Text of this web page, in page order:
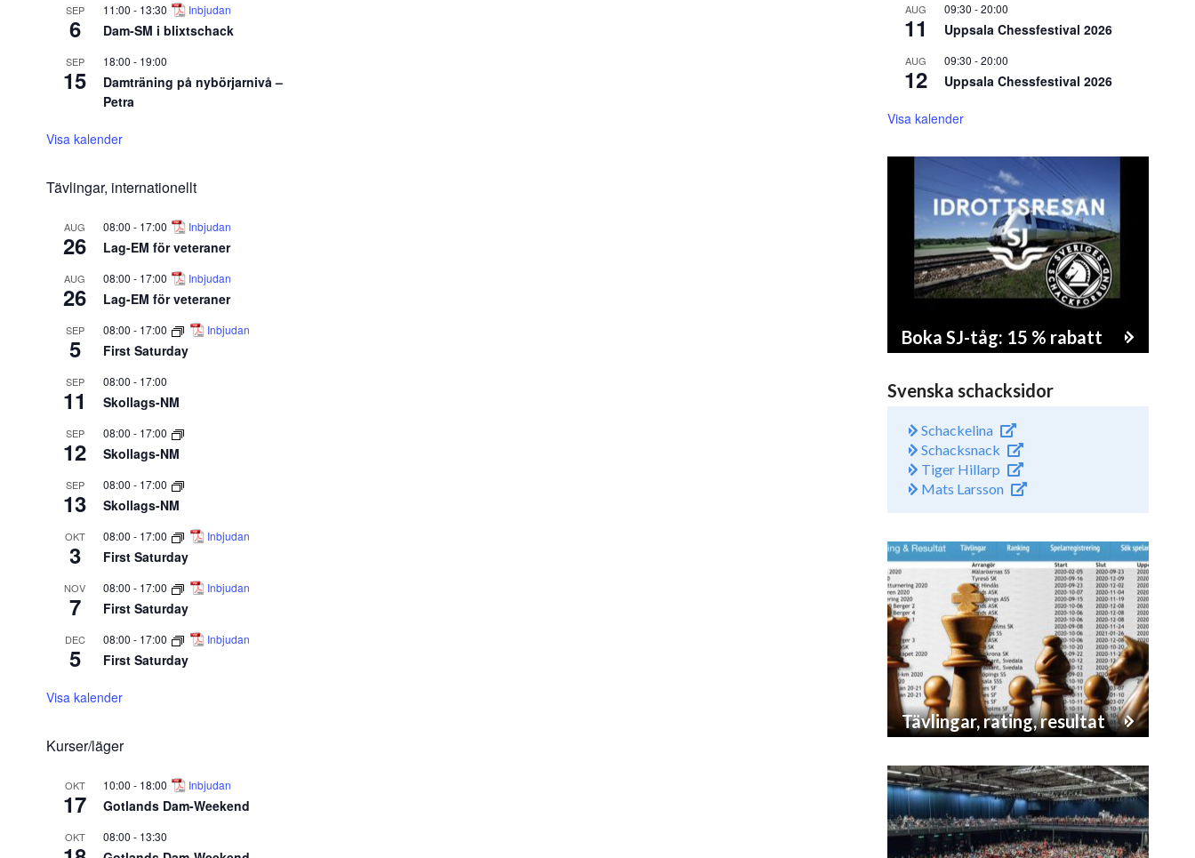
SEP
6
11:00 - 13:30 Inbjudan
Dam-SM i blixtschack
SEP
15
18:00 - 19:00
Damträning på nybörjarnivå –
Petra
Visa kalender
Tävlingar, internationellt
AUG
26
08:00 - 17:00 Inbjudan
Lag-EM för veteraner
AUG
26
08:00 - 17:00 Inbjudan
Lag-EM för veteraner
SEP
5
08:00 - 17:00 Inbjudan
First Saturday
SEP
11
08:00 - 17:00
Skollags-NM
SEP
12
08:00 - 17:00
Skollags-NM
SEP
13
08:00 - 17:00
Skollags-NM
OKT
3
08:00 - 17:00 Inbjudan
First Saturday
NOV
7
08:00 - 17:00 Inbjudan
First Saturday
DEC
5
08:00 - 17:00 Inbjudan
First Saturday
Visa kalender
Kurser/läger
OKT
17
10:00 - 18:00 Inbjudan
Gotlands Dam-Weekend
OKT 08:00 - 13:30
AUG
11
09:30 -20:00
Uppsala Chessfestival 2026
AUG
12
09:30 -20:00
Uppsala Chessfestival 2026
Visa kalender
Boka SJ-tåg: 15 % rabatt
Svenska schacksidor
Schackelina
Schacksnack
Tiger Hillarp
Mats Larsson
Tävlingar, rating, resultat